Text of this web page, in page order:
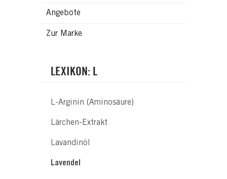
Angebote
Zur Marke
LEXIKON: L
L-Arginin (Aminosäure)
Lärchen-Extrakt
Lavandinöl
Lavendel